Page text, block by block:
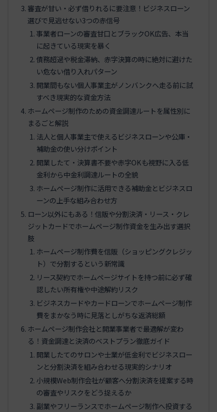
審査が甘い・必ず借りれるに要注意！ビジネスローン
選びで見逃せない3つの赤信号
事業者ローンの審査甘口とブラックOK広告、本当
に起きている現実を暴く
債務超過や税金滞納、赤字決算の時に絶対に避けた
い危ない借り入れパターン
開業間もない個人事業主がノンバンクへ走る前に試
すべき現実的な資金方法
ホームページ制作のための資金調達ルートを属性別に
まるごと解説
法人と個人事業主で使えるビジネスローンや公庫・
補助金の使い分けポイント
開業したて・決算書不要や赤字OKも視野に入る低
金利から中金利調達ルートの全貌
ホームページ制作に活用できる補助金とビジネスロ
ーンの上手な組み合わせ方
ローン以外にもある！信販や分割決済・リース・クレ
ジットカードでホームページ制作資金を生み出す選択
肢
ホームページ制作費を信販（ショッピングクレジッ
ト）で分割するという新常識
リース契約でホームページサイトを持つ前に必ず確
認したい所有権や中途解約リスク
ビジネスカードやカードローンでホームページ制作
費をまかなう時に見落としがちな返済総額
ホームページ制作会社と開業事業者で最適解が変わ
る！資金調達と決済のベストプラン徹底ガイド
開業したてのサロンや士業が低金利でビジネスロー
ンと分割決済を組み合わせる現実的シナリオ
小規模Web制作会社が顧客へ分割決済を提案する時
の審査やリスクをどう捉えるか
副業やフリーランスでホームページ制作へ投資する